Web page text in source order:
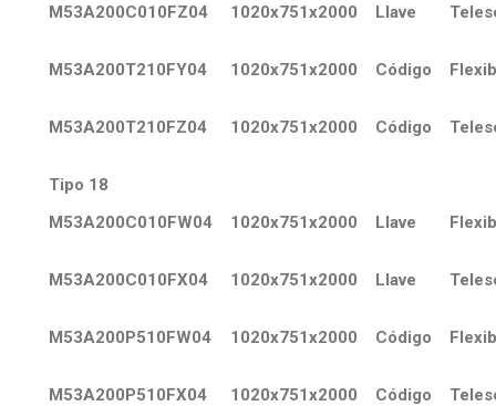
M53A200C010FZ04 1020x751x2000 Llave
M53A200T210FY04 1020x751x2000 Código
M53A200T210FZ04 1020x751x2000 Código
Tipo 18
M53A200C010FW04
1020x751x2000 Llave
M53A200C010FX04 1020x751x2000 Llave
M53A200P510FW04 1020x751x2000 Código
M53A200P510FX04 1020x751x2000 Código